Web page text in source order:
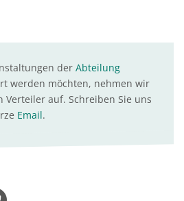
der Abteilung
werden möchten, nehmen wir
Verteiler auf. Schreiben Sie uns
Email.